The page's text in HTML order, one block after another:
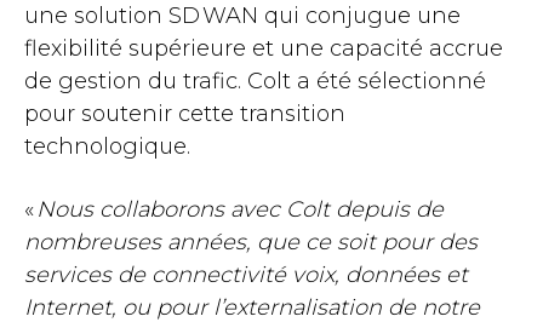
une solution SD WAN qui conjugue une
flexibilité supérieure et une capacité accrue
de gestion du trafic. Colt a été sélectionné
pour soutenir cette transition
technologique.
«Nous collaborons avec Colt depuis de
nombreuses années, que ce soit pour des
services de connectivité voix, données et
Internet, ou pour l’externalisation de notre